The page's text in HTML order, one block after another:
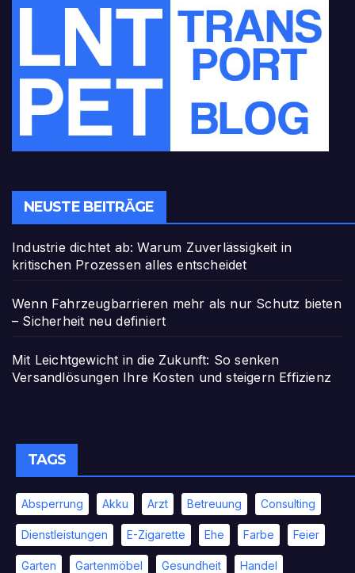
NEUSTE BEITRÄGE
Industrie dichtet ab: Warum Zuverlässigkeit in
kritischen Prozessen alles entscheidet
Wenn Fahrzeugbarrieren mehr als nur Schutz bieten
– Sicherheit neu definiert
Mit Leichtgewicht in die Zukunft: So senken
Versandlösungen Ihre Kosten und steigern Effizienz
TAGS
Absperrung Akku Arzt Betreuung Consulting
Dienstleistungen E-Zigarette Ehe Farbe Feier
Garten Gartenmöbel Gesundheit Handel